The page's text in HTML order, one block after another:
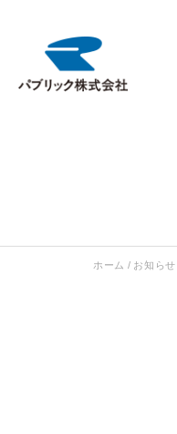
ホーム / お知らせ